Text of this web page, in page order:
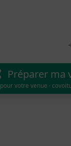
Préparer ma
votre venue ·